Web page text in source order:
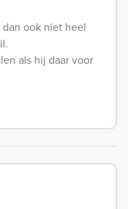
ook niet heel
als hij daar voor